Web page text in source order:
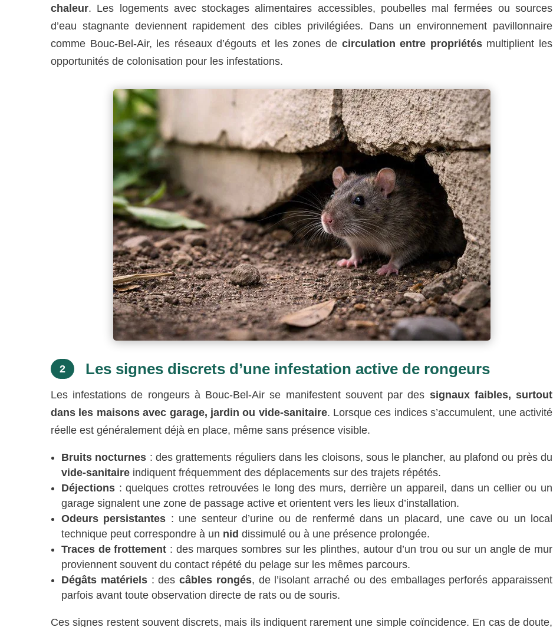
chaleur. Les logements avec stockages alimentaires accessibles, poubelles mal fermées ou sources
d’eau stagnante deviennent rapidement des cibles privilégiées. Dans un environnement pavillonnaire
comme Bouc-Bel-Air, les réseaux d’égouts et les zones de circulation entre propriétésmultiplient les
opportunités de colonisation pour les infestations.
2 Les signes discrets d’une infestation active de rongeurs
Les infestations de rongeurs à Bouc-Bel-Air se manifestent souvent par des signaux faibles, surtout
dans les maisons avec garage, jardin ou vide-sanitaire. Lorsque ces indices s’accumulent, une activité
réelle est généralement déjà en place, même sans présence visible.
Bruits nocturnes : des grattements réguliers dans les cloisons, sous le plancher, au plafond ou près du
vide-sanitaireindiquent fréquemment des déplacements sur des trajets répétés.
Déjections: quelques crottes retrouvées le long des murs, derrière un appareil, dans un cellier ou un
garage signalent une zone de passage active et orientent vers les lieux d’installation.
Odeurs persistantes : une senteur d’urine ou de renfermé dans un placard, une cave ou un local
technique peut correspondre à un nid dissimulé ou à une présence prolongée.
Traces de frottement : des marques sombres sur les plinthes, autour d’un trou ou sur un angle de mur
proviennent souvent du contact répété du pelage sur les mêmes parcours.
Dégâts matériels: descâbles rongés, de l’isolant arraché ou des emballages perforés apparaissent
parfois avant toute observation directe de rats ou de souris.
Ces signes restent souvent discrets, mais ils indiquent rarement une simple coïncidence. En cas de doute,